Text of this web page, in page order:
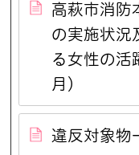
高萩市消防
の実施状況
る女性の活
月）
違反対象物